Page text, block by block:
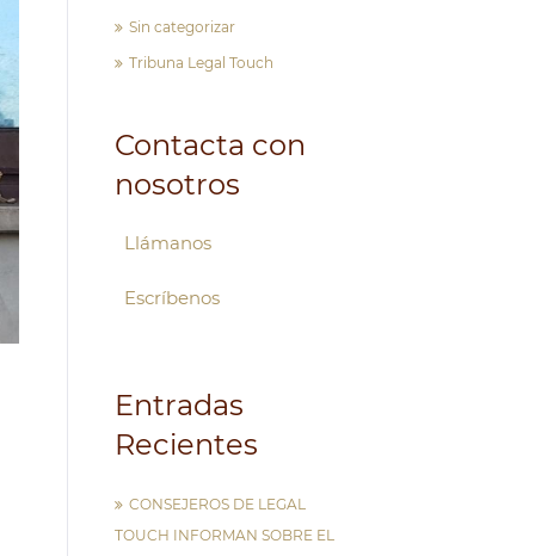
Sin categorizar
Tribuna Legal Touch
Contacta con
nosotros
Llámanos
Escríbenos
Entradas
Recientes
CONSEJEROS DE LEGAL
TOUCH INFORMAN SOBRE EL